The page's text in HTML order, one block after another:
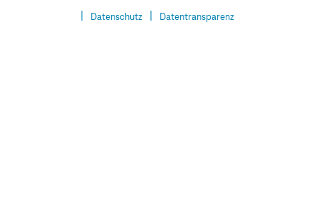
Datenschutz Datentransparenz